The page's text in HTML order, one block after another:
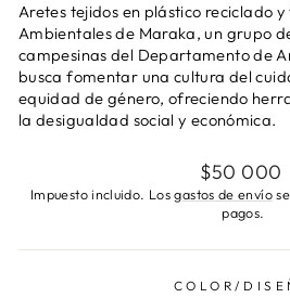
Aretes tejidos en plástico reciclado
Ambientales de Maraka, un grupo
campesinas del Departamento de
busca fomentar una cultura del
equidad de género, ofreciendo
la desigualdad social y económica.
Precio
habitual
$50 000
Impuesto incluido. Losgastos de envío
pagos.
COLOR/